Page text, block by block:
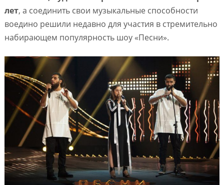
лет, а соединить свои музыкальные способности
воедино решили недавно для участия в стремительно
набирающем популярность шоу «Песни».